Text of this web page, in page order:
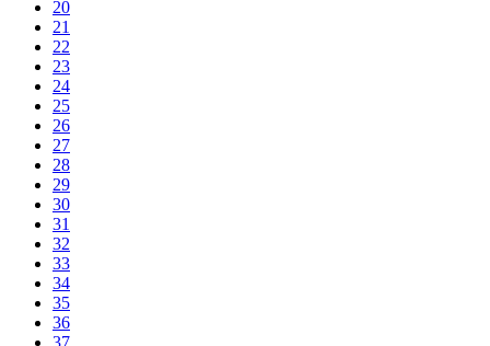
20
21
22
23
24
25
26
27
28
29
30
31
32
33
34
35
36
37